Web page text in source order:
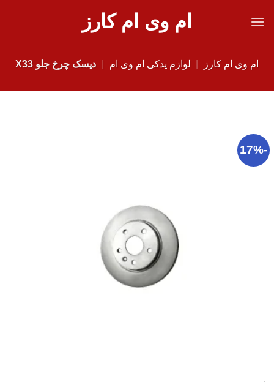
ام وی ام کارز
ام وی ام کارز لوازم یدکی ام وی ام دیسک چرخ جلو X33
-17%